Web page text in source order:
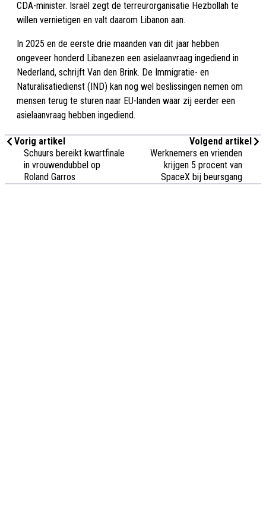
CDA-minister. Israël zegt de terreurorganisatie Hezbollah te
willen vernietigen en valt daarom Libanon aan.
In 2025 en de eerste drie maanden van dit jaar hebben
ongeveer honderd Libanezen een asielaanvraag ingediend in
Nederland, schrijft Van den Brink. De Immigratie- en
Naturalisatiedienst (IND) kan nog wel beslissingen nemen om
mensen terug te sturen naar EU-landen waar zij eerder een
asielaanvraag hebben ingediend.
Vorig artikel
Schuurs bereikt kwartfinale
in vrouwendubbel op
Roland Garros
Volgend artikel
Werknemers en vrienden
krijgen 5 procent van
SpaceX bij beursgang